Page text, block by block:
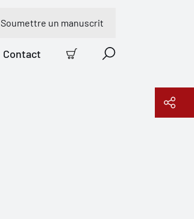
Soumettre un manuscrit
Contact
Panier Recherche